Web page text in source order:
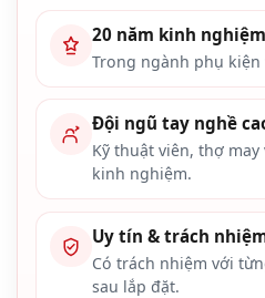
20 năm kinh nghiệm
Trong ngành phụ
Đội ngũ tay nghề
Kỹ thuật viên, thợ
kinh nghiệm.
Uy tín & trách
Có trách nhiệm với
sau lắp đặt.